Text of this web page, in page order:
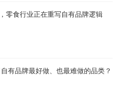
零食行业正在重写自有品牌逻辑
有品牌最好做、也最难做的品类？